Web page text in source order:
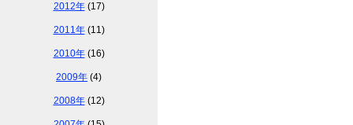
2012年(17)
2011年(11)
2010年(16)
2009年 (4)
2008年(12)